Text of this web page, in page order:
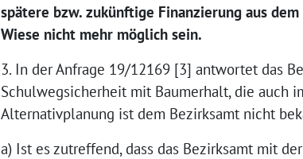
spätere bzw. zukünftige Finanzierung aus
Wiese nicht mehr möglich sein.
3. In der Anfrage 19/12169 [3] antwortet das
Schulwegsicherheit mit Baumerhalt, die auch
Alternativplanung ist dem Bezirksamt nicht
a) Ist es zutreffend, dass das Bezirksamt mit